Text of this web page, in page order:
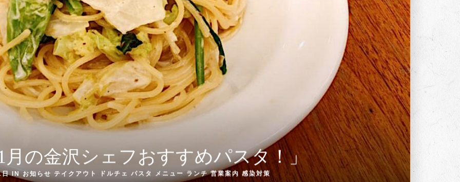
月の金沢シェフおすすめパスタ！」
IN お知らせ テイクアウト ドルチェ パスタ メニュー ランチ 営業案内 感染対策